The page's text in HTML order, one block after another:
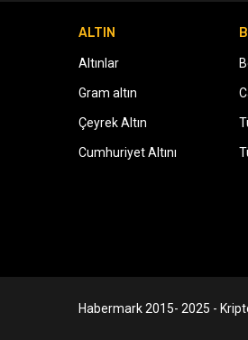
ALTIN
Altınlar
Gram altın
Çeyrek Altın
Cumhuriyet Altını
Habermark 2015- 2025 -